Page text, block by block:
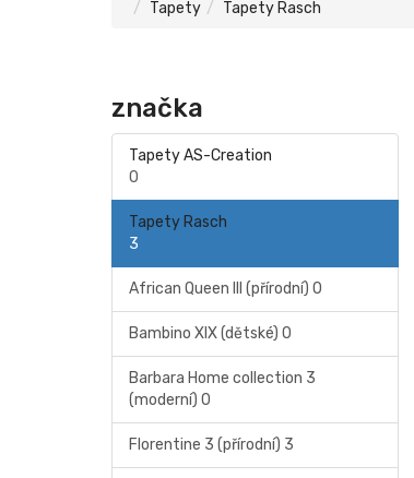
Tapety Tapety Rasch
značka
Tapety AS-Creation
0
Tapety Rasch
3
African Queen III (přírodní) 0
Bambino XIX (dětské) 0
Barbara Home collection 3
(moderní) 0
Florentine 3 (přírodní) 3